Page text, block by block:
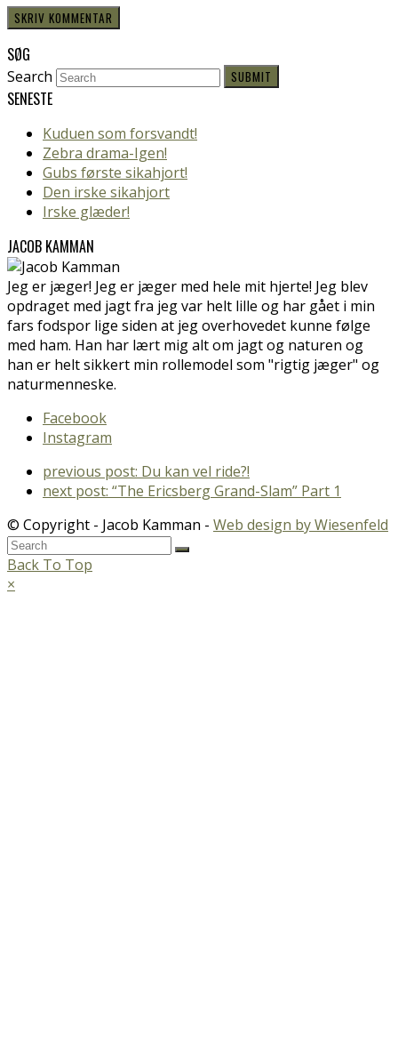
SØG
Search SUBMIT
SENESTE
Kuduen som forsvandt!
Zebra drama-Igen!
Gubs første sikahjort!
Den irske sikahjort
Irske glæder!
JACOB KAMMAN
Jeg er jæger! Jeg er jæger med hele mit hjerte! Jeg blev
opdraget med jagt fra jeg var helt lille og har gået i min
fars fodspor lige siden at jeg overhovedet kunne følge
med ham. Han har lært mig alt om jagt og naturen og
han er helt sikkert min rollemodel som "rigtig jæger" og
naturmenneske.
Facebook
Instagram
previous post: Du kan vel ride?!
next post: “The Ericsberg Grand-Slam” Part 1
© Copyright - Jacob Kamman - Web design by Wiesenfeld
Back To Top
×